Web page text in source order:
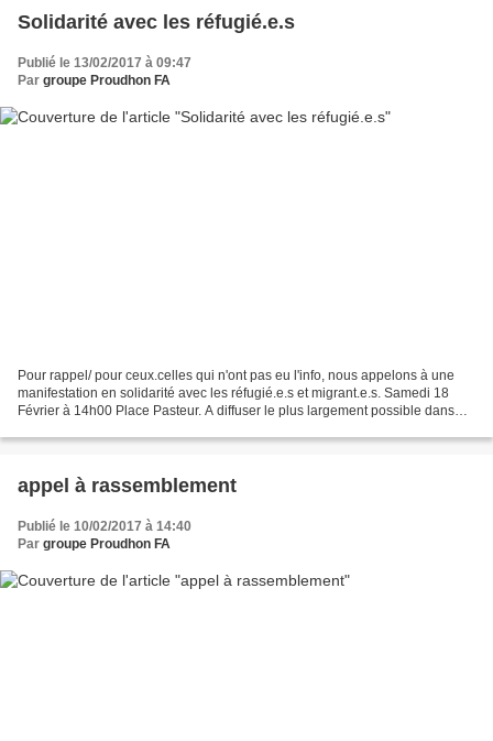
Solidarité avec les réfugié.e.s
Publié le 13/02/2017 à 09:47
Par groupe Proudhon FA
Pour rappel/ pour ceux.celles qui n'ont pas eu l'info, nous appelons à une
manifestation en solidarité avec les réfugié.e.s et migrant.e.s. Samedi 18
Février à 14h00 Place Pasteur. A diffuser le plus largement possible dans
appel à rassemblement
Publié le 10/02/2017 à 14:40
Par groupe Proudhon FA